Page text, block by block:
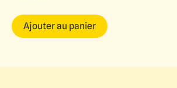
Ajouter au panier